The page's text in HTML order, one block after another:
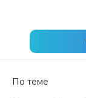
По теме